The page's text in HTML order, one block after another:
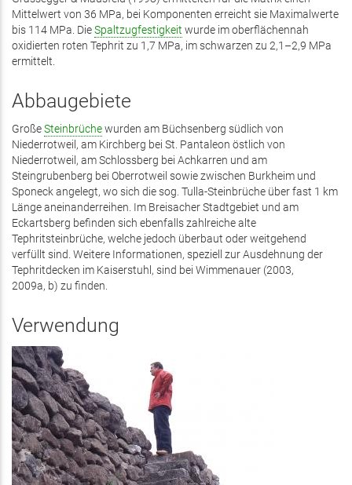
Mittelwert von 36 MPa, bei Komponenten erreicht sie Maximalwerte
bis 114 MPa. DieSpaltzugfestigkeit wurde im oberflächennah
oxidierten roten Tephrit zu 1,7 MPa, im schwarzen zu 2,1–2,9 MPa
ermittelt.
Abbaugebiete
GroßeSteinbrüchewurden am Büchsenberg südlich von
Niederrotweil, am Kirchberg bei St. Pantaleon östlich von
Niederrotweil, am Schlossberg bei Achkarren und am
Steingrubenberg bei Oberrotweil sowie zwischen Burkheim und
Sponeck angelegt, wo sich die sog. Tulla-Steinbrüche über fast 1 km
Länge aneinanderreihen. Im Breisacher Stadtgebiet und am
Eckartsberg befinden sich ebenfalls zahlreiche alte
Tephritsteinbrüche, welche jedoch überbaut oder weitgehend
verfüllt sind. Weitere Informationen, speziell zur Ausdehnung der
Tephritdecken im Kaiserstuhl, sind bei Wimmenauer (2003,
2009a, b) zu finden.
Verwendung